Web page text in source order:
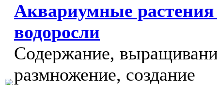
Аквариумные
водоросли
Содержание,
размножение, создание